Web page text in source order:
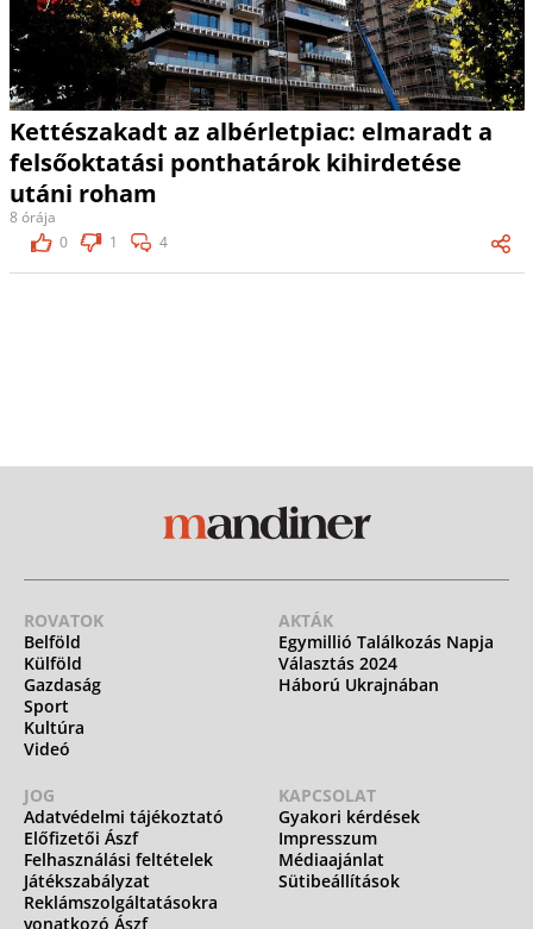
Kettészakadt az albérletpiac: elmaradt a
felsőoktatási ponthatárok kihirdetése
utáni roham
8 órája
0
1 4
ROVATOK
Belföld
Külföld
Gazdaság
Sport
Kultúra
Videó
AKTÁK
Egymillió Találkozás Napja
Választás 2024
Háború Ukrajnában
JOG
Adatvédelmi tájékoztató
Előfizetői Ászf
Felhasználási feltételek
Játékszabályzat
Reklámszolgáltatásokra
vonatkozó Ászf
KAPCSOLAT
Gyakori kérdések
Impresszum
Médiaajánlat
Sütibeállítások